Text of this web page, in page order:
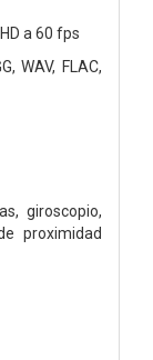
a 60 fps
WAV, FLAC,
giroscopio,
proximidad